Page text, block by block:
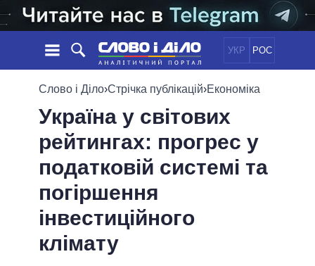
УКР РОС
НОВИНИ
СТРІЧКА
ПОДІЇ
СТАТТІ
ДУМКИ
ОГЛЯДИ
ДАЙДЖЕСТИ
ПОЛІТИКА
ЕКОНОМІКА
СУСПІЛЬСТВО
ОБIЦЯНКИ
ПОЛIТИКИ
УСІ ПОЛІТИКИ
ПРЕЗИДЕНТ І ОФІС
ВЕРХОВНА РАДА
КАБІНЕТ МІНІСТРІВ
ВІДЕО
Слово і Діло›Стрічка публікацій›Економіка
Україна у світових
рейтингах: прогрес у
податковій системі та
погіршення
інвестиційного
клімату